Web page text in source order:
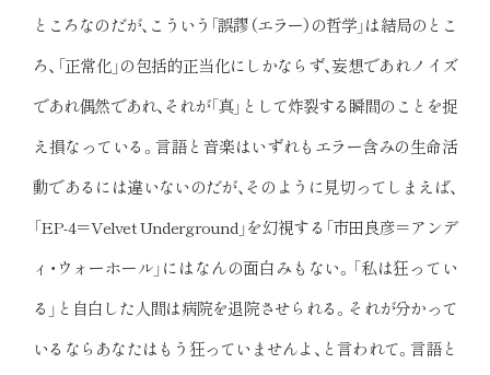
ところなのだが、こういう「誤謬（エラー）の哲学」は結局のとこ
ろ、「正常化」の包括的正当化にしかならず、妄想であれノイズ
であれ偶然であれ、それが「真」として炸裂する瞬間のことを捉
え損なっている。言語と音楽はいずれもエラー含みの生命活
動であるには違いないのだが、そのように見切ってしまえば、
「EP-4＝Velvet Underground」を幻視する「市田良彦＝アンデ
ィ・ウォーホール」にはなんの面白みもない。「私は狂ってい
る」と自白した人間は病院を退院させられる。それが分かって
いるならあなたはもう狂っていませんよ、と言われて。言語と